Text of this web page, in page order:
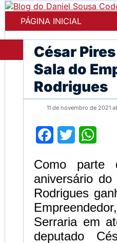
PÁGINA INICIAL
César
Sala do
Rodrigues
11 de novembro de 2021 at
Facebook
Twitter
Como parte
aniversário
Rodrigues
Serraria em
deputado